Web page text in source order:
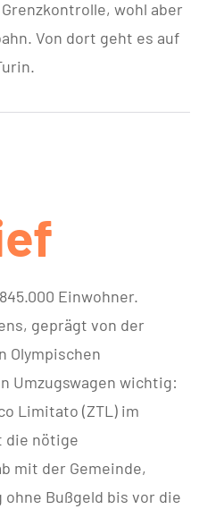
wohl aber
Von dort geht es auf
Einwohner.
geprägt von der
Olympischen
Umzugswagen wichtig:
Limitato (ZTL) im
die nötige
mit der Gemeinde,
Bußgeld bis vor die